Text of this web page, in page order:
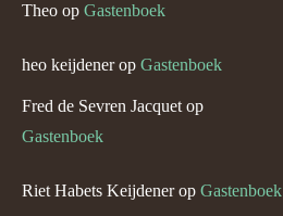
Theo op Gastenboek
heo keijdenerop Gastenboek
Fred de Sevren Jacquet op
Gastenboek
Riet Habets Keijdenerop Gastenboek